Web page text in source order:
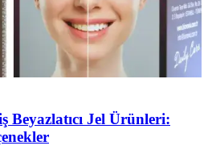
Beyazlatıcı Jel Ürünleri: